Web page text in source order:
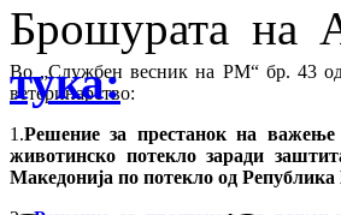
Во „Службен весник на РМ“ бр. 43 од
ветеринарство:
1.Решение за престанок на
животинско потекло заради
Македонија по потекло од Република
Брошурата на
тука: